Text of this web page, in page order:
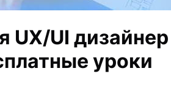
UX/UI дизайнер
уроки